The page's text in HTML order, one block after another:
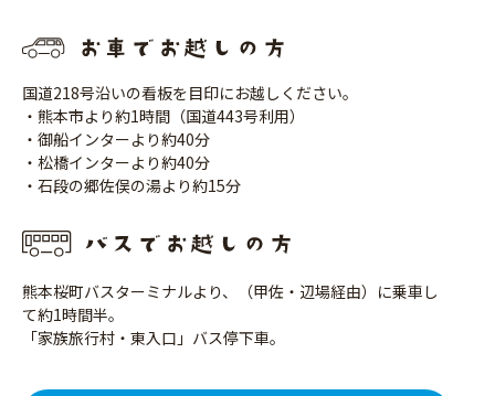
国道218号沿いの看板を目印にお越しください。
・熊本市より約1時間（国道443号利用）
・御船インターより約40分
・松橋インターより約40分
・石段の郷佐俣の湯より約15分
熊本桜町バスターミナルより、（甲佐・辺場経由）に乗車し
て約1時間半。
「家族旅行村・東入口」バス停下車。